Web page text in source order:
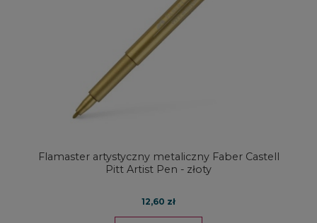
Flamaster artystyczny metaliczny Faber Castell
Pitt Artist Pen - złoty
12,60 zł